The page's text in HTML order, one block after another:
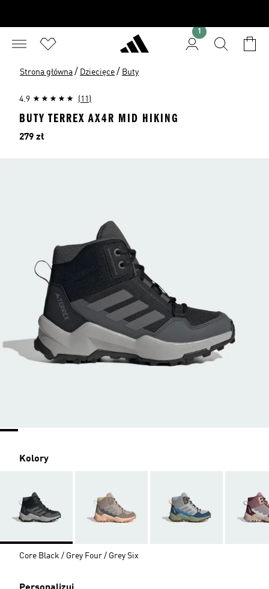
1
Strona główna / Dziecięce / Buty
4.9 (11)
BUTY TERREX AX4R MID HIKING
Cena
279 zł
Kolory
Core Black / Grey Four / Grey Six